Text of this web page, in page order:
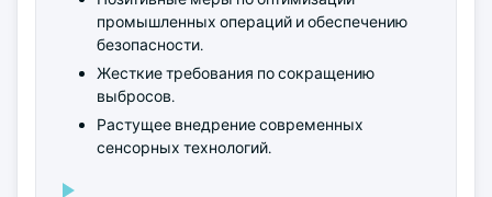
промышленных операций и обеспечению
безопасности.
Жесткие требования по сокращению
выбросов.
Растущее внедрение современных
сенсорных технологий.